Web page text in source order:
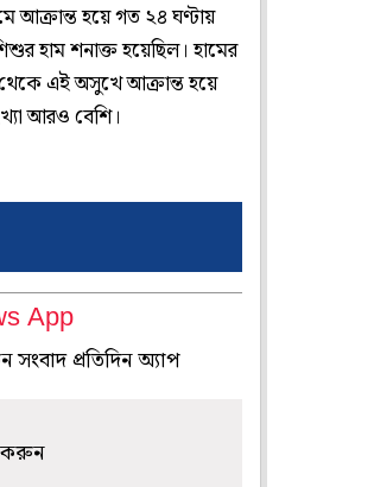
আক্রান্ত হয়ে গত ২৪ ঘণ্টায়
হাম শনাক্ত হয়েছিল। হামের
এই অসুখে আক্রান্ত হয়ে
আরও বেশি।
App
প্রতিদিন অ্যাপ
করুন